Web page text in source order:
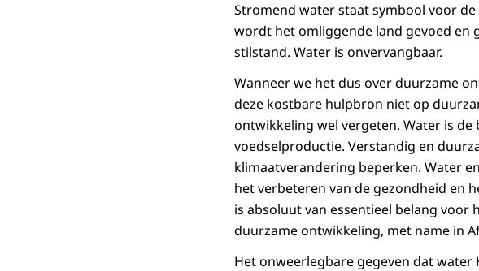
Stromend water staat symbool voor
wordt het omliggende land gevoed en
stilstand. Water is onvervangbaar.
Wanneer we het dus over duurzame
deze kostbare hulpbron niet op
ontwikkeling wel vergeten. Water is
voedselproductie. Verstandig en
klimaatverandering beperken. Water
het verbeteren van de gezondheid en
is absoluut van essentieel belang
duurzame ontwikkeling, met name in
Het onweerlegbare gegeven dat